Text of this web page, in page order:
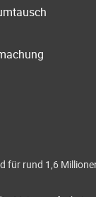
für rund 1,6